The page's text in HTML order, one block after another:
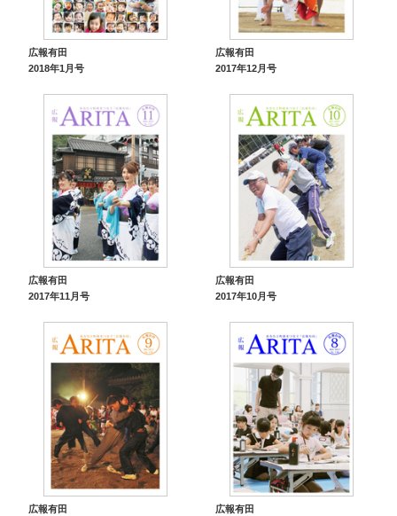
広報有田
2018年1月号
広報有田
2017年12月号
広報有田
2017年11月号
広報有田
2017年10月号
広報有田
広報有田